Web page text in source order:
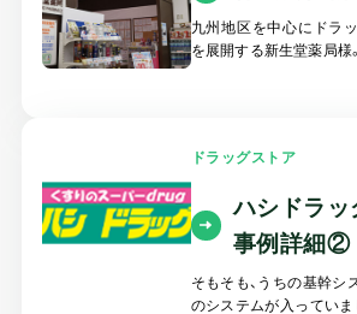
九州地区を中心にドラ
を展開する新生堂薬局様
ドラッグストア
ハシドラッ
事例詳細②
そもそも、うちの基幹シ
のシステムが入っていま